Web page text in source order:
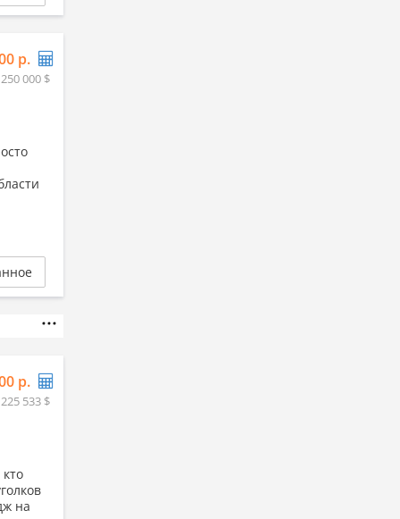
р.
000 $
р.
533 $
на